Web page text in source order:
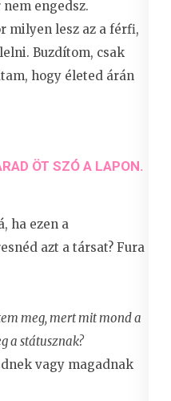
engedsz.
milyen lesz az a férfi,
Buzdítom, csak
hogy életed árán
ÖT SZÓ A LAPON.
ha ezen a
azt a társat? Fura
meg, mert mit mond a
a státusznak?
vagy magadnak